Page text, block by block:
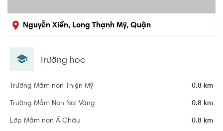
Nguyễn Xiển, Long Thạnh Mỹ, Quận
Trường học
Trường Mầm non Thiện Mỹ 0.8 km
Trường Mầm Non Nai Vàng 0.8 km
Lớp Mầm non Á Châu 0.8 km